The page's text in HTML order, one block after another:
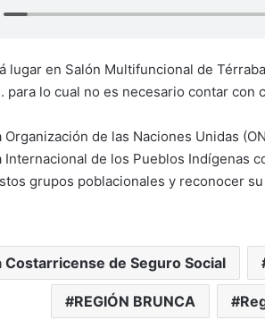
lugar en Salón Multifuncional de
para lo cual no es necesario contar con
de las Naciones Unidas
Internacional de los Pueblos Indígenas
grupos poblacionales y reconocer
Costarricense de Seguro Social
REGIÓN BRUNCA